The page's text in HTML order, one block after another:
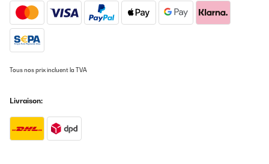
Tous nos prix incluent la TVA
Livraison: